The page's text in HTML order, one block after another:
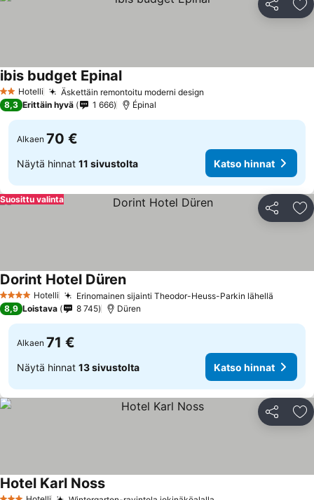
Jaa
2 Tähtiluokitus
Hotelli Äskettäin remontoitu moderni design
ibis budget EpinalKatso hinnat
8,3 Erittäin hyvä 1 666 Épinal
Alkaen 70 €
Näytä hinnat 11 sivustolta Katso hinnat
Jaa
Suosittu valinta
4 Tähtiluokitus
Hotelli Erinomainen sijainti Theodor-Heuss-Parkin lähellä
Dorint Hotel DürenKatso hinnat
8,9 Loistava 8 745 Düren
Alkaen 71 €
Näytä hinnat 13 sivustolta Katso hinnat
Jaa
Hotel Karl NossKatso hinnat